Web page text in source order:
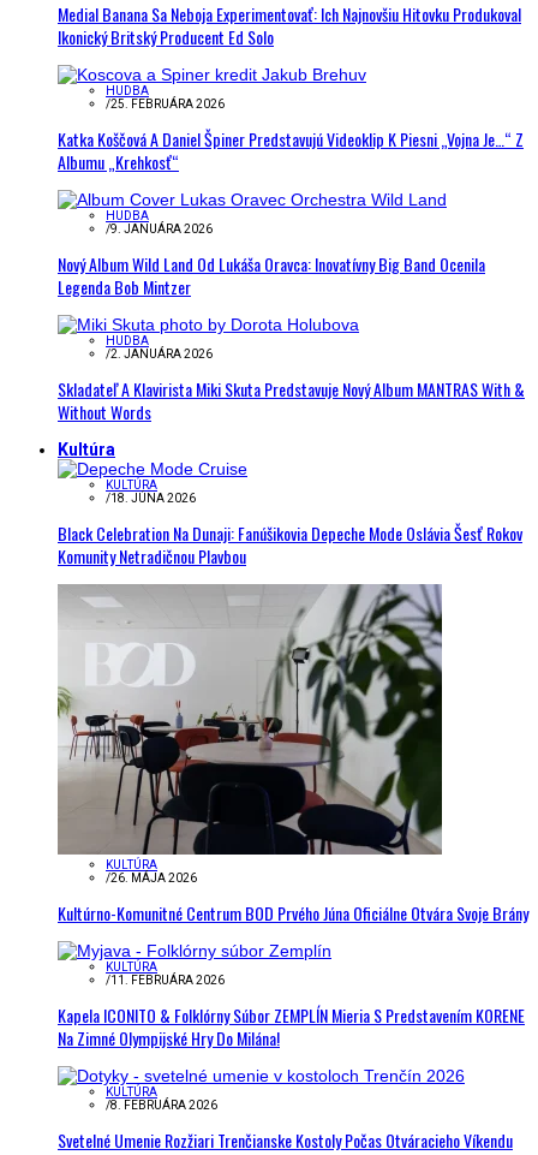
Medial Banana Sa Neboja Experimentovať: Ich Najnovšiu Hitovku Produkoval
Ikonický Britský Producent Ed Solo
HUDBA
/25. FEBRUÁRA 2026
Katka Koščová A Daniel Špiner Predstavujú Videoklip K Piesni „Vojna Je…“ Z
Albumu „Krehkosť“
HUDBA
/9. JANUÁRA 2026
Nový Album Wild Land Od Lukáša Oravca: Inovatívny Big Band Ocenila
Legenda Bob Mintzer
HUDBA
/2. JANUÁRA 2026
Skladateľ A Klavirista Miki Skuta Predstavuje Nový Album MANTRAS With &
Without Words
Kultúra
KULTÚRA
/18. JÚNA 2026
Black Celebration Na Dunaji: Fanúšikovia Depeche Mode Oslávia Šesť Rokov
Komunity Netradičnou Plavbou
KULTÚRA
/26. MÁJA 2026
Kultúrno-Komunitné Centrum BOD Prvého Júna Oficiálne Otvára Svoje Brány
KULTÚRA
/11. FEBRUÁRA 2026
Kapela ICONITO & Folklórny Súbor ZEMPLÍN Mieria S Predstavením KORENE
Na Zimné Olympijské Hry Do Milána!
KULTÚRA
/8. FEBRUÁRA 2026
Svetelné Umenie Rozžiari Trenčianske Kostoly Počas Otváracieho Víkendu